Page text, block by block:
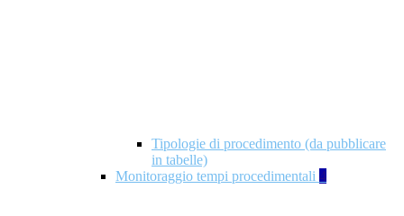
Tipologie di procedimento (da pubblicare
in tabelle)
Monitoraggio tempi procedimentali 4